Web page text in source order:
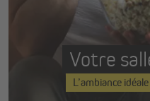
Votre
L’ambiance